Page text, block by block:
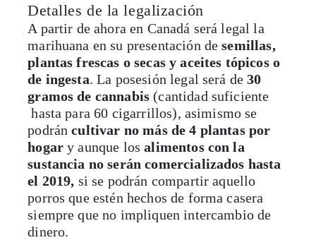
Detalles de la legalización
A partir de ahora en Canadá será legal la
marihuana en su presentación de semillas,
plantas frescas o secas y aceites tópicos o
de ingesta. La posesión legal será de30
gramos de cannabis (cantidad suficiente
hasta para 60 cigarrillos), asimismo se
podráncultivar no más de 4 plantas por
hogary aunque losalimentos con la
sustancia no serán comercializados hasta
el 2019, si se podrán compartir aquello
porros que estén hechos de forma casera
siempre que no impliquen intercambio de
dinero.